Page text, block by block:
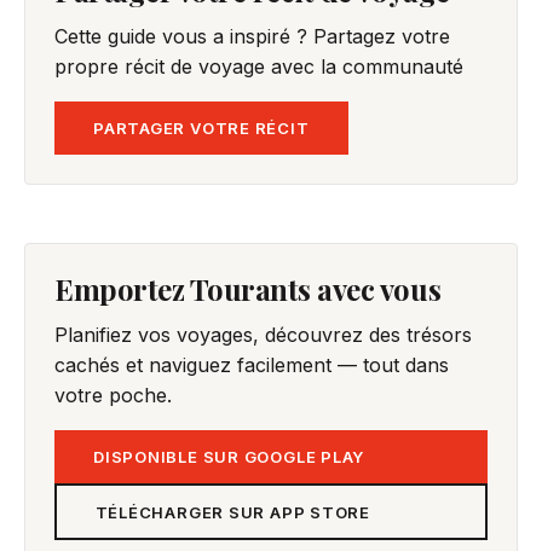
Cette guide vous a inspiré ? Partagez votre
propre récit de voyage avec la communauté
PARTAGER VOTRE RÉCIT
Emportez Tourants avec vous
Planifiez vos voyages, découvrez des trésors
cachés et naviguez facilement — tout dans
votre poche.
DISPONIBLE SUR GOOGLE PLAY
TÉLÉCHARGER SUR APP STORE